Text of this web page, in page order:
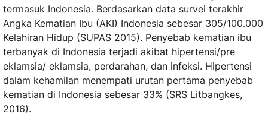
termasuk Indonesia. Berdasarkan data survei terakhir
Angka Kematian Ibu (AKI) Indonesia sebesar 305/100.000
Kelahiran Hidup (SUPAS 2015). Penyebab kematian ibu
terbanyak di Indonesia terjadi akibat hipertensi/pre
eklamsia/ eklamsia, perdarahan, dan infeksi. Hipertensi
dalam kehamilan menempati urutan pertama penyebab
kematian di Indonesia sebesar 33% (SRS Litbangkes,
2016).